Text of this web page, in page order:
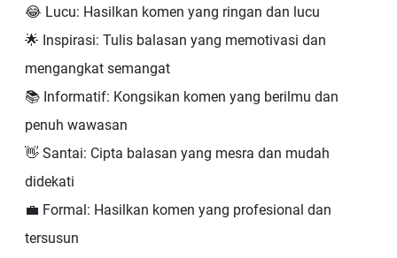
😂 Lucu: Hasilkan komen yang ringan dan lucu
🌟 Inspirasi: Tulis balasan yang memotivasi dan
mengangkat semangat
📚 Informatif: Kongsikan komen yang berilmu dan
penuh wawasan
👋 Santai: Cipta balasan yang mesra dan mudah
didekati
💼 Formal: Hasilkan komen yang profesional dan
tersusun